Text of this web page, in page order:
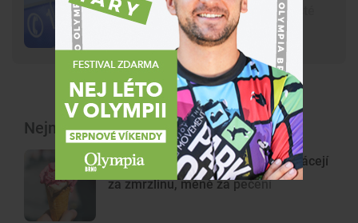
Nedávný útok prošetřují kriminalisté
Nejnovější články
Vedra mění nákupy Čechů. Víc utrácejí
za zmrzlinu, méně za pečení